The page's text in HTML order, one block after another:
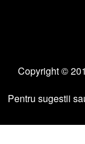
Copyright ©
Pentru sugestii